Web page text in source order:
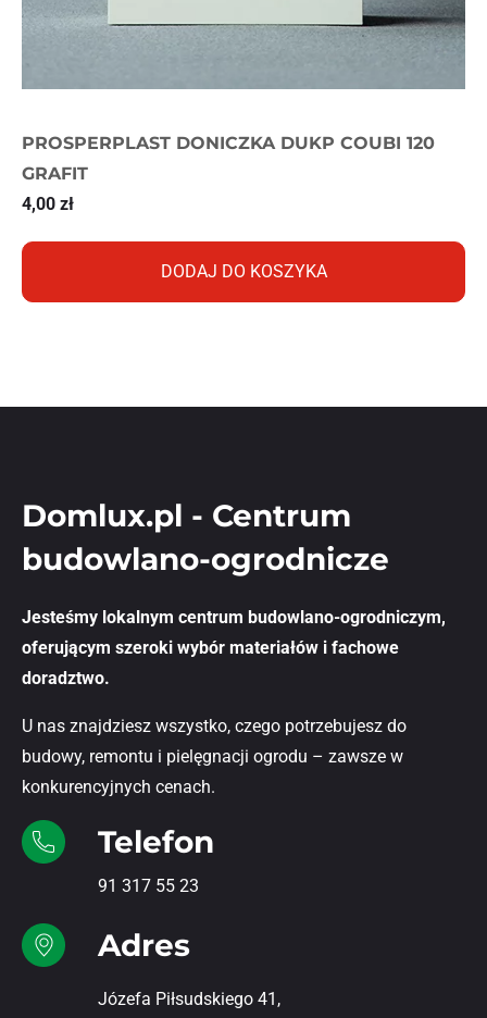
PROSPERPLAST DONICZKA DUKP COUBI 120
GRAFIT
4,00 zł
DODAJ DO KOSZYKA
Domlux.pl - Centrum
budowlano-ogrodnicze
Jesteśmy lokalnym centrum budowlano-ogrodniczym,
oferującym szeroki wybór materiałów i fachowe
doradztwo.
U nas znajdziesz wszystko, czego potrzebujesz do
budowy, remontu i pielęgnacji ogrodu – zawsze w
konkurencyjnych cenach.
Telefon
91 317 55 23
Adres
Józefa Piłsudskiego 41,